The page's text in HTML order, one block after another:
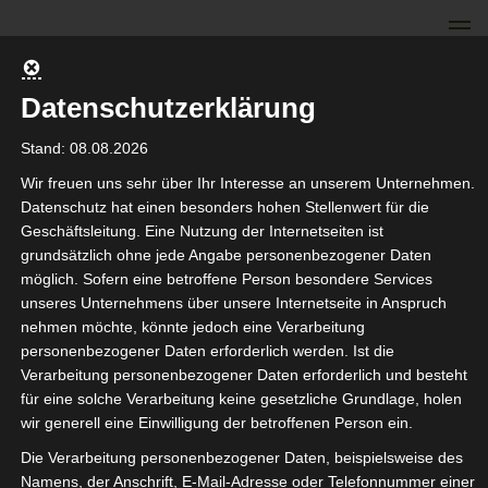
content
TEILBAR Schloss
Hamborn e. V.
Gemeinschaft erFahren
Fahrzeugdaten
Datenschutzerklärung
Stand: 08.08.2026
Wir freuen uns sehr über Ihr Interesse an unserem Unternehmen.
Datenschutz hat einen besonders hohen Stellenwert für die
Geschäftsleitung. Eine Nutzung der Internetseiten ist
grundsätzlich ohne jede Angabe personenbezogener Daten
möglich. Sofern eine betroffene Person besondere Services
unseres Unternehmens über unsere Internetseite in Anspruch
nehmen möchte, könnte jedoch eine Verarbeitung
personenbezogener Daten erforderlich werden. Ist die
Verarbeitung personenbezogener Daten erforderlich und besteht
für eine solche Verarbeitung keine gesetzliche Grundlage, holen
wir generell eine Einwilligung der betroffenen Person ein.
Die Verarbeitung personenbezogener Daten, beispielsweise des
Namens, der Anschrift, E-Mail-Adresse oder Telefonnummer einer